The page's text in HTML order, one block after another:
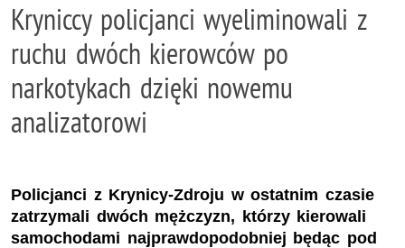
Kryniccy policjanci wyeliminowali z
ruchu dwóch kierowców po
narkotykach dzięki nowemu
analizatorowi
Policjanci z Krynicy-Zdroju w ostatnim czasie
zatrzymali dwóch mężczyzn, którzy kierowali
samochodami najprawdopodobniej będąc pod